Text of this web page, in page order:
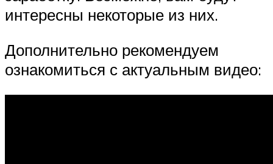
интересны некоторые из них.
Дополнительно рекомендуем
ознакомиться с актуальным видео: